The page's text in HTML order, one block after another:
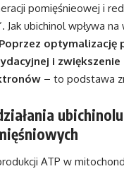
pomięśnieowej i
ubichinol wpływa na
Poprzez optymalizację
i
– to podstawa
ATP w